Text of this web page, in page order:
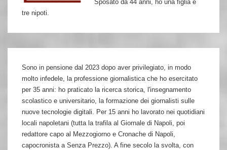
Sposato da 44 anni, ho una figlia e
tre nipoti.
Sono in pensione dal 2023 dopo aver privilegiato, in modo
molto infedele, la professione giornalistica che ho esercitato
per 35 anni: ho praticato la ricerca storica, l'insegnamento
scolastico e universitario, la formazione dei giornalisti sulle
nuove tecnologie digitali. Per 15 anni ho lavorato nei quotidiani
locali napoletani (tutta la trafila al Giornale di Napoli, poi
redattore capo al Mezzogiorno e Cronache di Napoli,
capocronista a Senza Prezzo). A fine secolo la svolta, con